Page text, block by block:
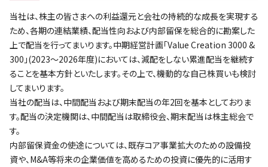
当社は、株主の皆さまへの利益還元と会社の持続的な成長を実現する
ため、各期の連結業績、配当性向および内部留保を総合的に勘案した
上で配当を行ってまいります。中期経営計画｢Value Creation 3000 &
300｣(2023～2026年度)においては、減配をしない累進配当を継続す
ることを基本方針といたします。その上で、機動的な自己株買いも検討
してまいります。
当社の配当は、中間配当および期末配当の年2回を基本としておりま
す。配当の決定機関は、中間配当は取締役会、期末配当は株主総会で
す。
内部留保資金の使途については、既存コア事業拡大のための設備投
資や、M&A等将来の企業価値を高めるための投資に優先的に活用す